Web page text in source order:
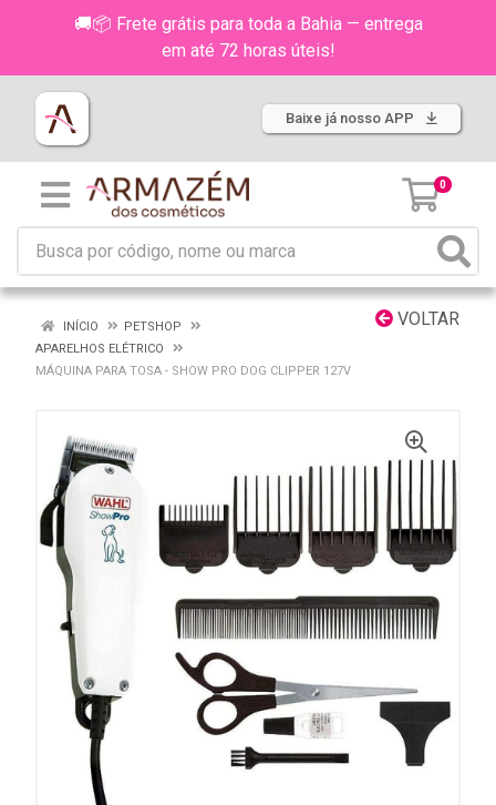
🚚📦 Frete grátis para toda a Bahia — entrega
em até 72 horas úteis!
Baixe já nosso APP
0
VOLTAR
INÍCIO
PETSHOP
APARELHOS ELÉTRICO
MÁQUINA PARA TOSA - SHOW PRO DOG CLIPPER 127V